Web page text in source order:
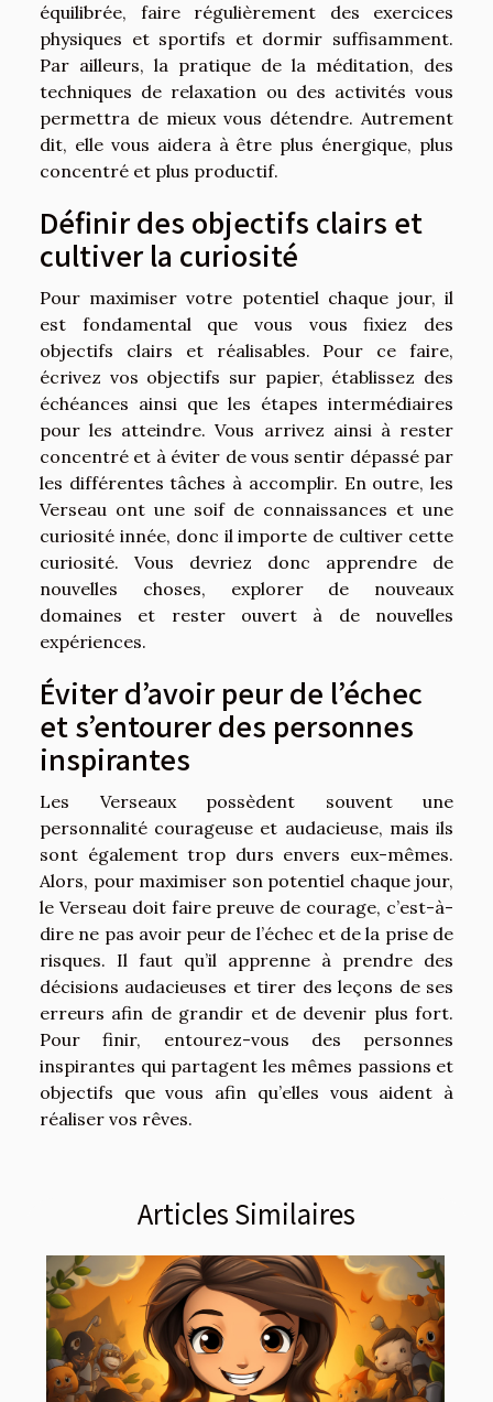
équilibrée, faire régulièrement des exercices
physiques et sportifs et dormir suffisamment.
Par ailleurs, la pratique de la méditation, des
techniques de relaxation ou des activités vous
permettra de mieux vous détendre. Autrement
dit, elle vous aidera à être plus énergique, plus
concentré et plus productif.
Définir des objectifs clairs et
cultiver la curiosité
Pour maximiser votre potentiel chaque jour, il
est fondamental que vous vous fixiez des
objectifs clairs et réalisables. Pour ce faire,
écrivez vos objectifs sur papier, établissez des
échéances ainsi que les étapes intermédiaires
pour les atteindre. Vous arrivez ainsi à rester
concentré et à éviter de vous sentir dépassé par
les différentes tâches à accomplir. En outre, les
Verseau ont une soif de connaissances et une
curiosité innée, donc il importe de cultiver cette
curiosité. Vous devriez donc apprendre de
nouvelles choses, explorer de nouveaux
domaines et rester ouvert à de nouvelles
expériences.
Éviter d’avoir peur de l’échec
et s’entourer des personnes
inspirantes
Les Verseaux possèdent souvent une
personnalité courageuse et audacieuse, mais ils
sont également trop durs envers eux-mêmes.
Alors, pour maximiser son potentiel chaque jour,
le Verseau doit faire preuve de courage, c’est-à-
dire ne pas avoir peur de l’échec et de la prise de
risques. Il faut qu’il apprenne à prendre des
décisions audacieuses et tirer des leçons de ses
erreurs afin de grandir et de devenir plus fort.
Pour finir, entourez-vous des personnes
inspirantes qui partagent les mêmes passions et
objectifs que vous afin qu’elles vous aident à
réaliser vos rêves.
Articles Similaires